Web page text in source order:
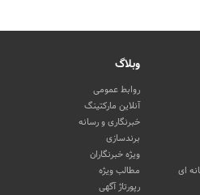
ای
وبلاگ
روابط عمومی
آنلاین مارکتینگ
خبرنگاری و رسانه
برندسازی
ویژه خبرنگاران
مطالب ویژه
رپورتاژ آگهی